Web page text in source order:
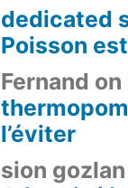
dedicated
Poisson
Fernand on
l’éviter
sion gozlan